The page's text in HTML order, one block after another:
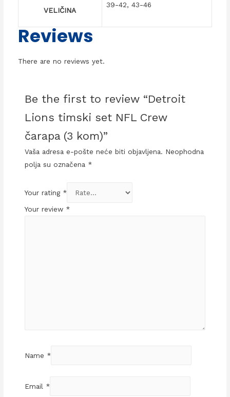
VELIČINA
39-42, 43-46
Reviews
There are no reviews yet.
Be the first to review “Detroit
Lions timski set NFL Crew
čarapa (3 kom)”
Vaša adresa e-pošte neće biti objavljena. Neophodna
polja su označena *
Your rating *
Your review *
Name *
Email *